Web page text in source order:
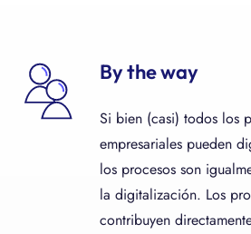
By the way
Si bien (casi) todos los
empresariales pueden
los procesos son
la digitalización. Los
contribuyen